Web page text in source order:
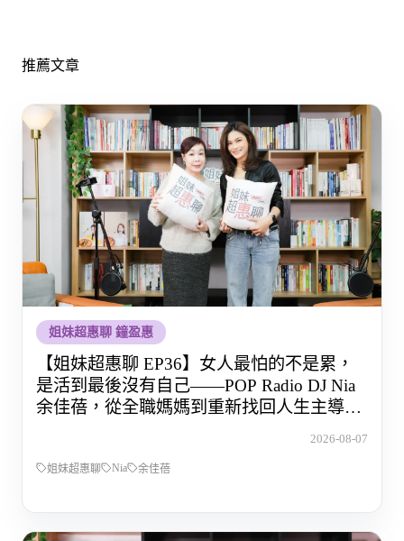
推薦文章
姐妹超惠聊 鐘盈惠
【姐妹超惠聊 EP36】女人最怕的不是累，
是活到最後沒有自己——POP Radio DJ Nia
余佳蓓，從全職媽媽到重新找回人生主導權
2026-08-07
姐妹超惠聊 Nia 余佳蓓